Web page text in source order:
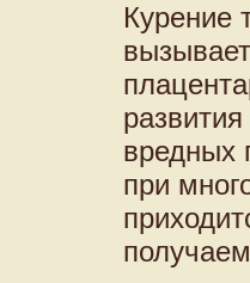
Курение
вредных
при